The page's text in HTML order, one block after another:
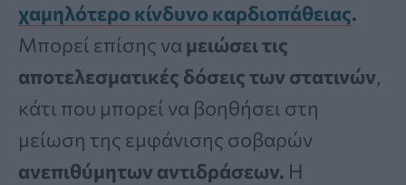
χαμηλότερο κίνδυνο καρδιοπάθειας.
Μπορεί επίσης να μειώσει τις
αποτελεσματικές δόσεις των στατινών,
κάτι που μπορεί να βοηθήσει στη
μείωση της εμφάνισης σοβαρών
ανεπιθύμητων αντιδράσεων. Η